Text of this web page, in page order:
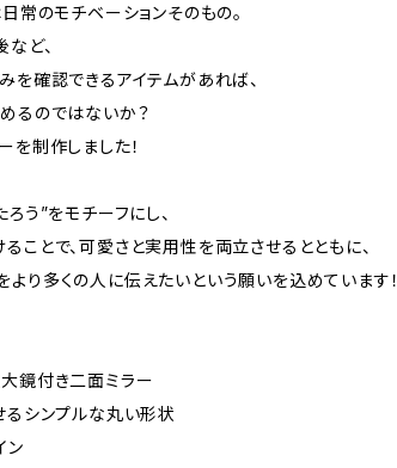
常のモチベーションそのもの。
ど、
を確認できるアイテムがあれば、
るのではないか？
を制作しました！
う”をモチーフにし、
ことで、可愛さと実用性を両立させるとともに、
り多くの人に伝えたいという願いを込めています！
鏡付き二面ミラー
るシンプルな丸い形状
ン